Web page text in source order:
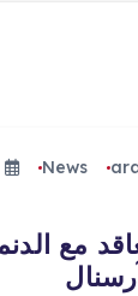
News
مع